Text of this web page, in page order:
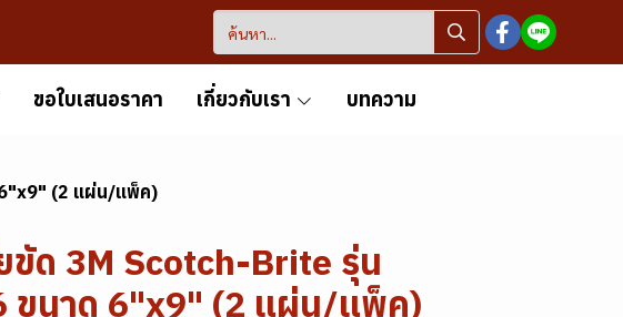
ขอใบเสนอราคา เกี่ยวกับเรา บทความ
(2 แผ่น/แพ็ค)
ขัด 3M Scotch-Brite รุ่น
ขนาด 6"x9" (2 แผ่น/แพ็ค)